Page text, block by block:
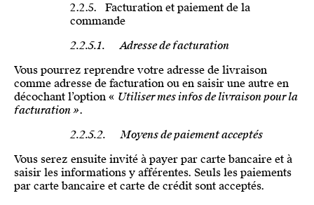
2.2.5. Facturation et paiement de la
commande
2.2.5.1. Adresse de facturation
Vous pourrez reprendre votre adresse de livraison
comme adresse de facturation ou en saisir une autre en
décochant l’option « Utiliser mes infos de livraison pour la
facturation ».
2.2.5.2. Moyens de paiement acceptés
Vous serez ensuite invité à payer par carte bancaire et à
saisir les informations y afférentes. Seuls les paiements
par carte bancaire et carte de crédit sont acceptés.